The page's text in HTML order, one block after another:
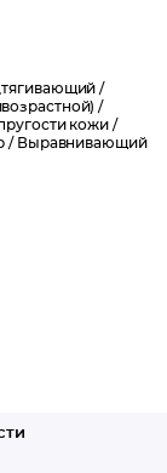
наполняет
/
/
кожи /
/ Выравнивающий